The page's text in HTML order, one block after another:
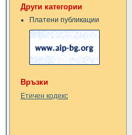
Други категории
Платени публикации
Връзки
Етичен кодекс